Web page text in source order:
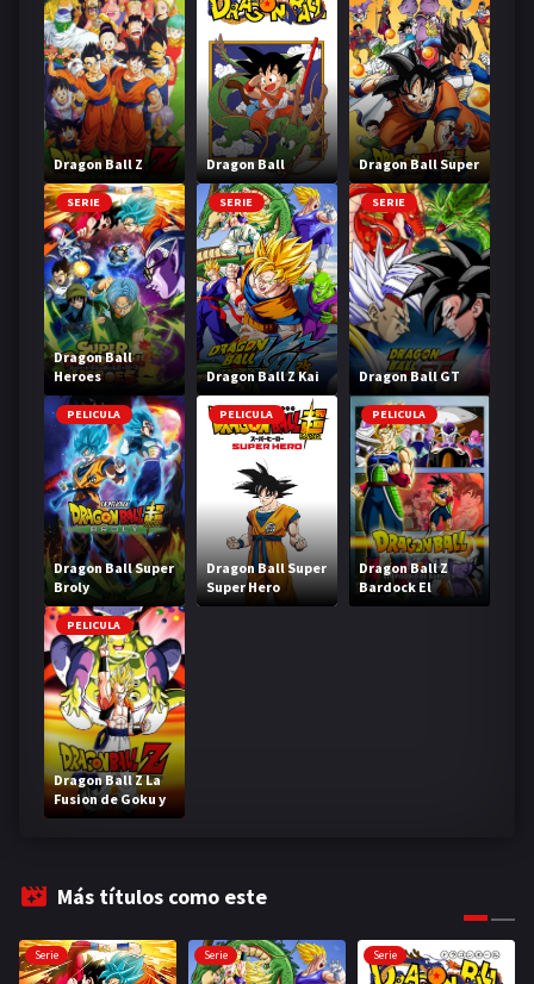
Dragon Ball Z Dragon Ball Dragon Ball Super
SERIE
Dragon Ball
Heroes
SERIE
Dragon Ball Z Kai
SERIE
Dragon Ball GT
PELICULA
Dragon Ball Super
Broly
PELICULA
Dragon Ball Super
Super Hero
PELICULA
Dragon Ball Z
Bardock El
legendario Super
PELICULA
Dragon Ball Z La
Fusion de Goku y
Vegeta
Más títulos como este
Serie Serie Serie